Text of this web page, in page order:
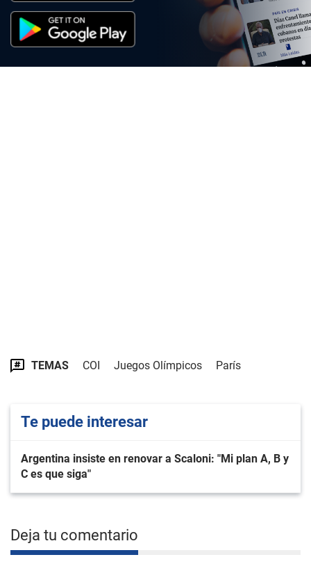
TEMAS COI Juegos Olímpicos París
Te puede interesar
Argentina insiste en renovar a Scaloni: "Mi plan A, B y
C es que siga"
Deja tu comentario